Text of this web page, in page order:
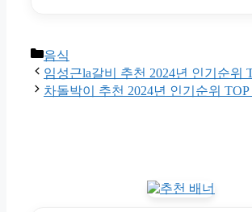
Categories
음식
임성근la갈비 추천 2024년 인기순위
차돌박이 추천 2024년 인기순위 TOP